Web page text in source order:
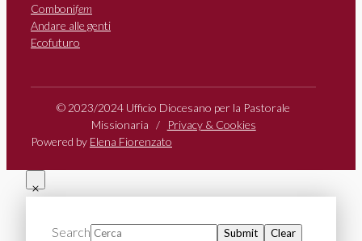
Combonifem
Andare alle genti
Ecofuturo
© 2023/2024 Ufficio Diocesano per la Pastorale
Missionaria /
Privacy & Cookies
Powered by Elena Fiorenzato
Search Submit Clear